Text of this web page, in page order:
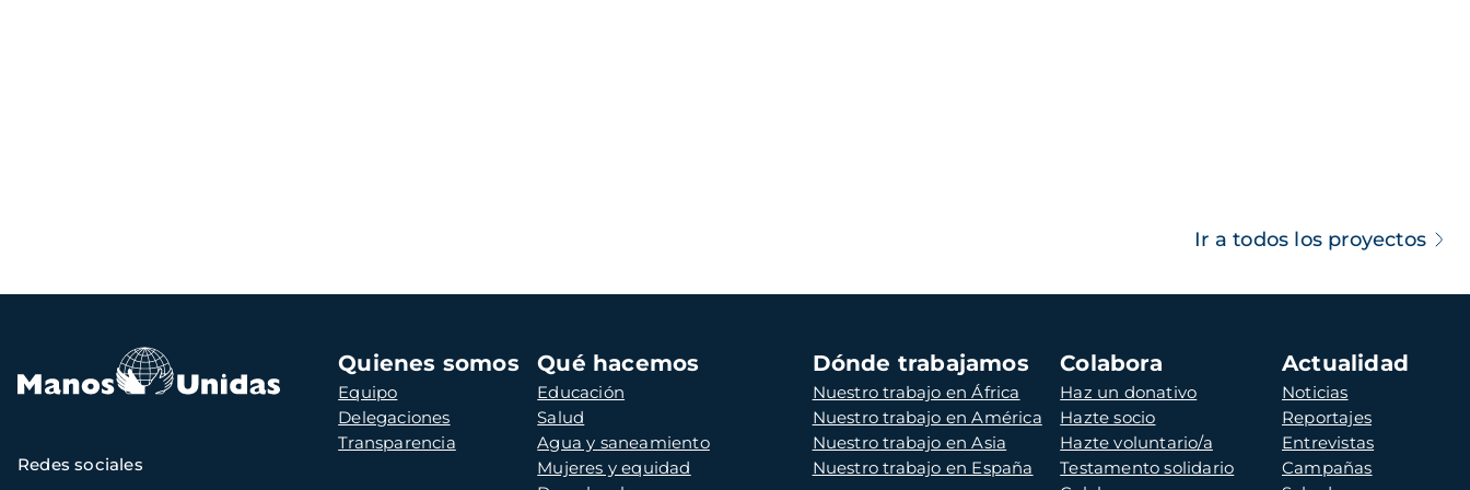
Ir a todos los proyectos
Navegación
principal
Quienes somos
Equipo
Delegaciones
Transparencia
Qué hacemos
Educación
Salud
Agua y saneamiento
Mujeres y equidad
Dónde trabajamos
Nuestro trabajo en África
Nuestro trabajo en América
Nuestro trabajo en Asia
Nuestro trabajo en España
Colabora
Haz un donativo
Hazte socio
Hazte voluntario/a
Testamento solidario
Actualidad
Noticias
Reportajes
Entrevistas
Campañas
Redes sociales